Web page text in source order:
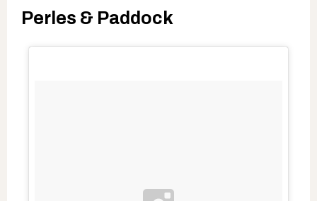
Perles & Paddock